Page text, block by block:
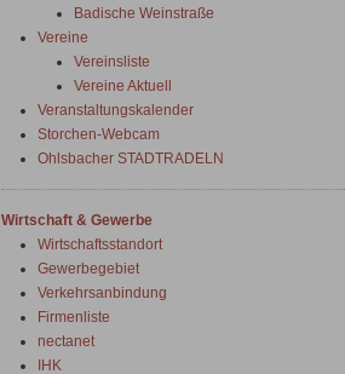
Badische Weinstraße
Vereine
Vereinsliste
Vereine Aktuell
Veranstaltungskalender
Storchen-Webcam
Ohlsbacher STADTRADELN
Wirtschaft & Gewerbe
Wirtschaftsstandort
Gewerbegebiet
Verkehrsanbindung
Firmenliste
nectanet
IHK